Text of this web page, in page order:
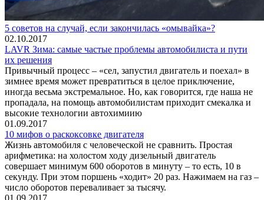
5 советов на случай, если закончилась «омывайка»?
02.10.2017
LAVR Зима: самые частые проблемы автомобилиста и пути
их решения
Привычный процесс – «сел, запустил двигатель и поехал» в
зимнее время может превратиться в целое приключение,
иногда весьма экстремальное. Но, как говорится, где наша не
пропадала, на помощь автомобилистам приходит смекалка и
высокие технологии автохимиию
01.09.2017
10 мифов о раскоксовке двигателя
Жизнь автомобиля с человеческой не сравнить. Простая
арифметика: на холостом ходу дизельный двигатель
совершает минимум 600 оборотов в минуту – то есть, 10 в
секунду. При этом поршень «ходит» 20 раз. Нажимаем на газ –
число оборотов переваливает за тысячу.
01.09.2017